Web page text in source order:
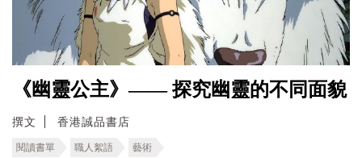
《幽靈公主》—— 探究幽靈的不同面貌
撰文 香港誠品書店
閱讀書單 職人絮語 藝術